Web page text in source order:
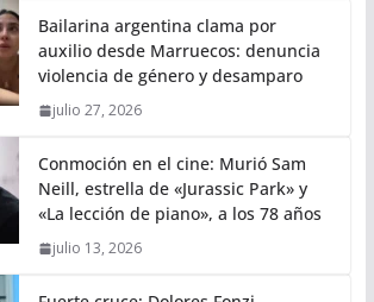
Bailarina argentina clama por
auxilio desde Marruecos: denuncia
violencia de género y desamparo
julio 27, 2026
Conmoción en el cine: Murió Sam
Neill, estrella de «Jurassic Park» y
«La lección de piano», a los 78 años
julio 13, 2026